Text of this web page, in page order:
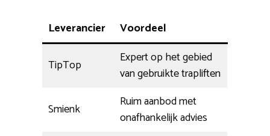
Leverancier Voordeel
TipTop
Expert op het gebied
van gebruikte trapliften
Smienk
Ruim aanbod met
onafhankelijk advies